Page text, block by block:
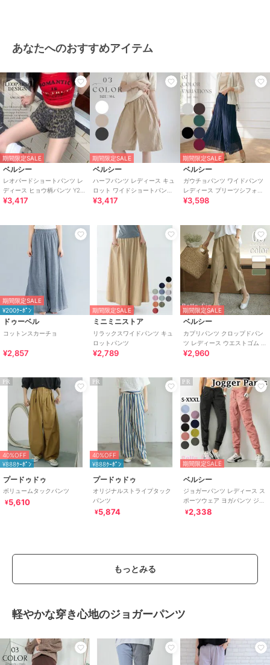
商品のお取り扱い方法
特徴
パンツ
ポリエステル素材/ アニマル柄/
レオパード柄/ルーズストレート
/ストレートパンツ
その他パンツ
ポリエステル素材
/アニマル柄/
レオパード柄/ルーズストレート
/ストレートパンツ
あなたへのおすすめアイテム
期間限定SALE
ベルシー
レオパードショートパンツ レ
ディース ヒョウ柄パンツ Y2K
ストリート ミニ丈 大きいサイ
¥3,417
期間限定SALE
ベルシー
ハーフパンツ レディース キュ
ロット ワイドショートパンツ
ガウチョ 膝丈 ナチュラル 3色
¥3,417
期間限定SALE
ベルシー
ガウチョパンツ ワイドパンツ
レディース プリーツシフォン
シフォン ロング ウエストゴム
¥3,598
期間限定SALE
¥200ｸｰﾎﾟﾝ
ドゥーベル
コットンスカーチョ
¥2,857
期間限定SALE
ミニミニストア
リラックスワイドパンツ キュ
ロットパンツ
¥2,789
期間限定SALE
ベルシー
カプリパンツ クロップドパン
ツ レディース ウエストゴム タ
ック入り 7分丈 韓国ファッシ
¥2,960
PR
40%OFF
¥888ｸｰﾎﾟﾝ
プードゥドゥ
ボリュームタックパンツ
¥5,610
PR
40%OFF
¥888ｸｰﾎﾟﾝ
プードゥドゥ
オリジナルストライプタック
パンツ
¥5,874
PR
期間限定SALE
ベルシー
ジョガーパンツ レディース ス
ポーツウェア ヨガパンツ ジム
ウェア ナイロンパンツ 大きい
¥2,338
もっとみる
軽やかな穿き心地のジョガーパンツ